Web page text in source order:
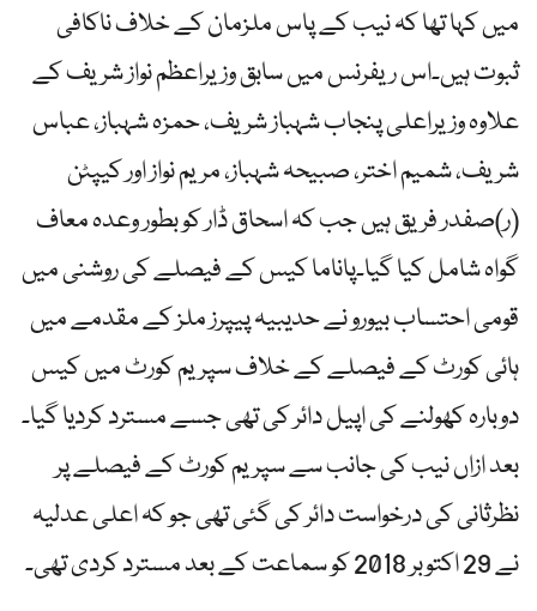
میں کہا تھا کہ نیب کے پاس ملزمان کے خلاف ناکافی
ثبوت ہیں۔اس ریفرنس میں سابق وزیراعظم نواز شریف کے
علاوہ وزیراعلی پنجاب شہباز شریف، حمزہ شہباز، عباس
شریف، شمیم اختر، صبیحہ شہباز، مریم نواز اور کیپٹن
(ر)صفدر فریق ہیں جب کہ اسحاق ڈار کو بطور وعدہ معاف
گواہ شامل کیا گیا۔پاناما کیس کے فیصلے کی روشنی میں
قومی احتساب بیورو نے حدیبیہ پیپرز ملز کے مقدمے میں
ہائی کورٹ کے فیصلے کے خلاف سپریم کورٹ میں کیس
دوبارہ کھولنے کی اپیل دائر کی تھی جسے مسترد کردیا گیا۔
بعد ازاں نیب کی جانب سے سپریم کورٹ کے فیصلے پر
نظرثانی کی درخواست دائر کی گئی تھی جو کہ اعلی عدلیہ
نے 29 اکتوبر 2018 کو سماعت کے بعد مسترد کردی تھی۔